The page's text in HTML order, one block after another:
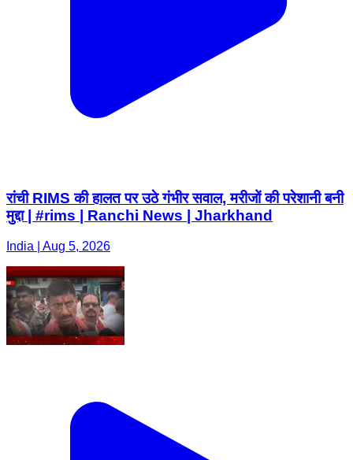
रांची RIMS की हालत पर उठे गंभीर सवाल, मरीजों की परेशानी बनी
मुद्दा | #rims | Ranchi News | Jharkhand
India | Aug 5, 2026